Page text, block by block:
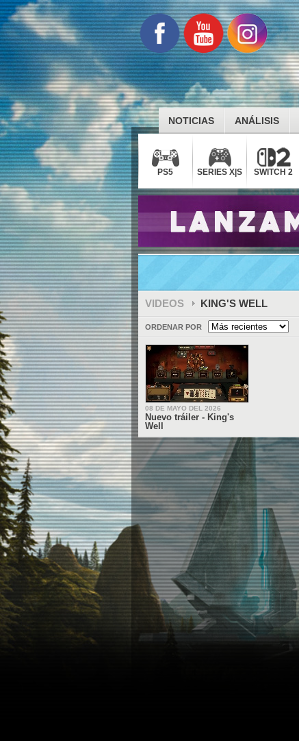
NOTICIAS ANÁLISIS
PS5 SERIES X|S SWITCH 2
VIDEOS KING'S WELL
ORDENAR POR
08 DE MAYO DEL 2026
Nuevo tráiler - King's
Well